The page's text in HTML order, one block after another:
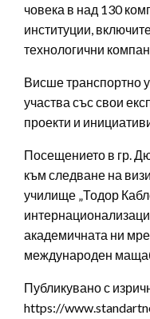
човека в над 130
институции,
технологични
Висше транспортно
участва със свои
проекти и
Посещението в гр.
към следване на
училище „Тодор
академичната ни
международен
Публикувано с
https://